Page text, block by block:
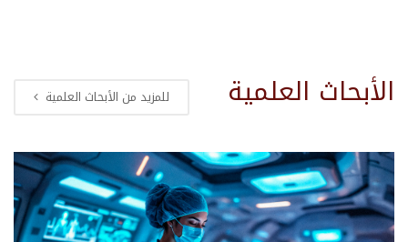
الأبحاث العلمية للمزيد من الأبحاث العلمية